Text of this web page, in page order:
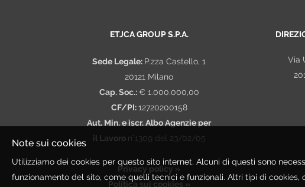
Note sui cookies
Utilizziamo dei cookies per questo sito internet. Alcuni di questi sono
funzionamento del sito, come quelli tecnici e funzionali. Altri tipi di cookies,
ETJCA GROUP S.P.A.
Sede Legale: P.zza Castello, 1
20121 Milano
Cap. Soc.: € 1.000.000,00
CF/PI:12720200158
Aut. Min. e iscr. Albo Agenzie per
il Lavoro n°1309 del 23/02/05
Privacy policy »
Politica sui cookies »
Via